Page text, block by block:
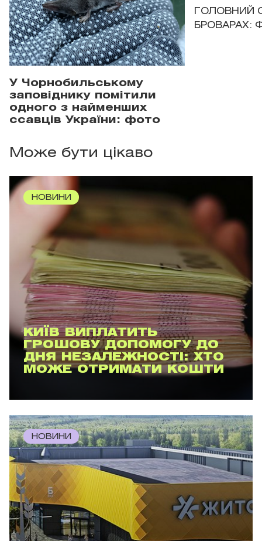
У Чорнобильському
заповіднику помітили
одного з найменших
ссавців України: фото
ГОЛОВНИЙ
БРОВАРАХ:
Може бути цікаво
НОВИНИ
КИЇВ ВИПЛАТИТЬ
ГРОШОВУ ДОПОМОГУ ДО
ДНЯ НЕЗАЛЕЖНОСТІ: ХТО
МОЖЕ ОТРИМАТИ КОШТИ
НОВИНИ